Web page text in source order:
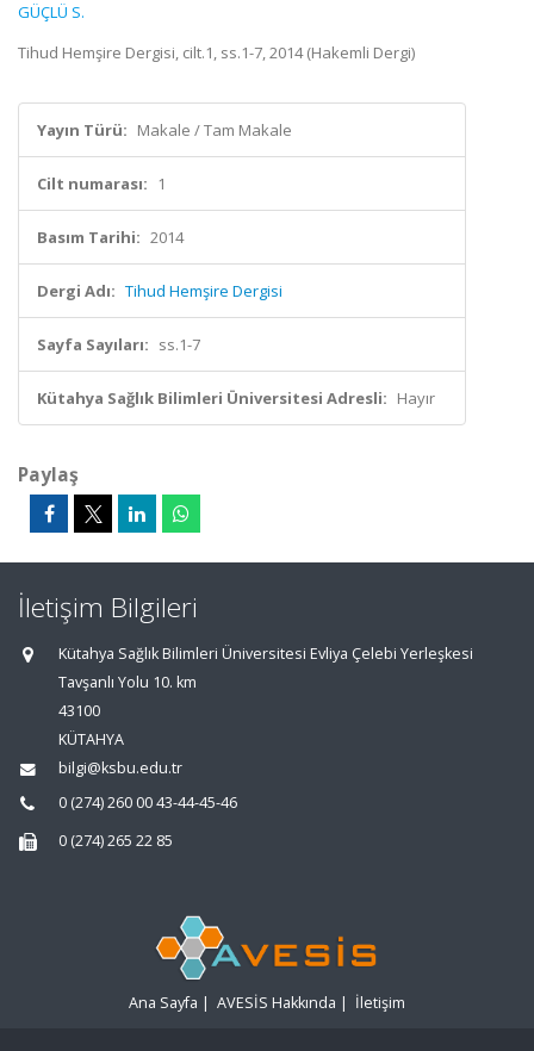
GÜÇLÜ S.
Tihud Hemşire Dergisi, cilt.1, ss.1-7, 2014 (Hakemli Dergi)
Yayın Türü: Makale / Tam Makale
Cilt numarası: 1
Basım Tarihi: 2014
Dergi Adı: Tihud Hemşire Dergisi
Sayfa Sayıları: ss.1-7
Kütahya Sağlık Bilimleri Üniversitesi Adresli: Hayır
Paylaş
İletişim Bilgileri
Kütahya Sağlık Bilimleri Üniversitesi Evliya Çelebi Yerleşkesi
Tavşanlı Yolu 10. km
43100
KÜTAHYA
bilgi@ksbu.edu.tr
0 (274) 260 00 43-44-45-46
0 (274) 265 22 85
Ana Sayfa | AVESİS Hakkında | İletişim